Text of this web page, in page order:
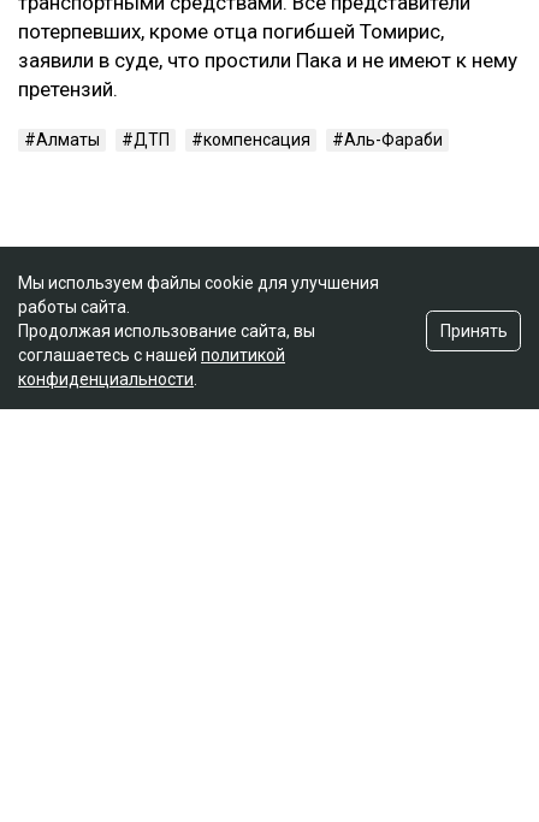
потерпевших, кроме отца погибшей Томирис,
заявили в суде, что простили Пака и не имеют к нему
претензий.
Алматы ДТП компенсация Аль-Фараби
Мы используем файлы cookie для улучшения
работы сайта.
Продолжая использование сайта, вы
соглашаетесь с нашей политикой
конфиденциальности
Принять